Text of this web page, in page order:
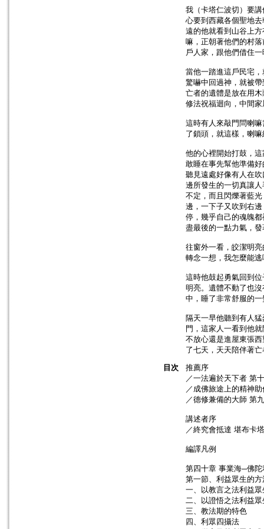
我（卡塔仁波切）要
心要到西藏各個聖地
遠的他就看到山谷上
嘛，正朝著他們的村
戶人家，跟他們借住一
當他一踏進這戶民宅
驚嚇中回過神，就被
亡者的遺體是放在用
修法祝福迴向，中間
這時有人來敲門問喇
了鎖頭，就這樣，喇
他的心裡開始打鼓，
敢睡在事先幫他準備
聽見遠處好像有人在
邊所發生的一切真讓
不定，而且閃爍著藍
邊，一下子又吹到右
停，幾乎自己的魂魄
盡最後的一點力氣，
往窗外一看，皎潔明
轉念一想，我怎麼能
這時他鼓起勇氣回到
明亮。遺體不動了也
中，睡了非常舒服的一
隔天一早他聽到有人
門，這家人一看到他
不放心還是進屋東張
了七天，天天陪伴著
目次
推薦序
／一法遍於天下者 第
／成佛旅途上的精神
／德修兼備的大師 第
講述者序
／終究會抵達 堪布卡
編譯凡例
第四十章 事業海─佛
第一節、利益眾生的方
一、以教言之法利益眾
二、以證悟之法利益眾
三、教法期的特色
四、利眾四攝法